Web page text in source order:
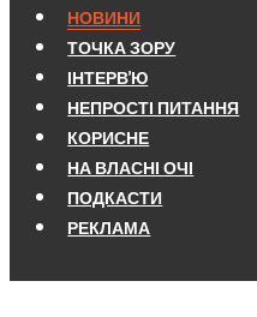
НОВИНИ
ТОЧКА ЗОРУ
ІНТЕРВ'Ю
НЕПРОСТІ ПИТАННЯ
КОРИСНЕ
НА ВЛАСНІ ОЧІ
ПОДКАСТИ
РЕКЛАМА